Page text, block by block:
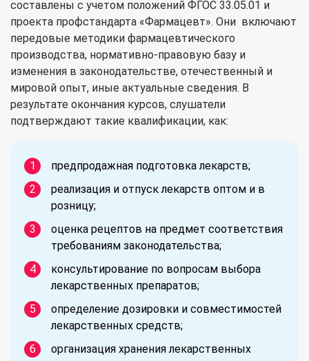
составлены с учетом положений ФГОС 33.05.01 и
проекта профстандарта «Фармацевт». Они включают
передовые методики фармацевтического
производства, нормативно-правовую базу и
изменения в законодательстве, отечественный и
мировой опыт, иные актуальные сведения. В
результате окончания курсов, слушатели
подтверждают такие квалификации, как:
предпродажная подготовка лекарств;
реализация и отпуск лекарств оптом и в
розницу;
оценка рецептов на предмет соответствия
требованиям законодательства;
консультирование по вопросам выбора
лекарственных препаратов;
определение дозировки и совместимостей
лекарственных средств;
организация хранения лекарственных